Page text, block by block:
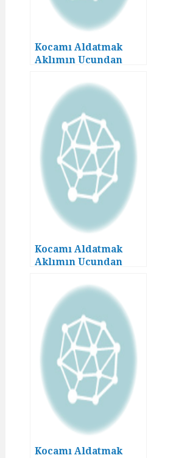
Kocamı Aldatmak
Aklımın Ucundan
Kocamı Aldatmak
Aklımın Ucundan
Kocamı Aldatmak